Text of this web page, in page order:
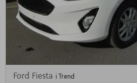
Ford Fiesta i Trend